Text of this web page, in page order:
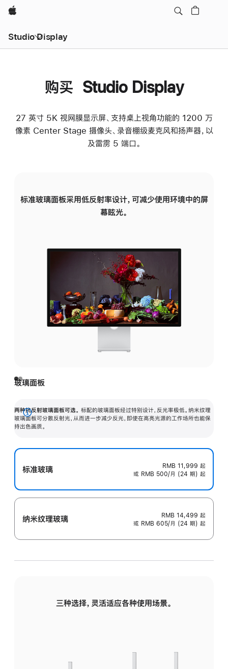
Apple
Studio Display
购买 Studio Display
27 英寸 5K 视网膜显示屏、支持桌上视角功能的 1200 万
像素 Center Stage 摄像头、录音棚级麦克风和扬声器，以
及雷雳 5 端口。
标准玻璃面板采用低反射率设计，可减少使用环境中的屏
幕眩光。
玻璃面板
两种抗反射玻璃面板可选。 标配的玻璃面板经过特别设计，反光率极低。纳米纹理
玻璃面板可分散反射光，从而进一步减少反光，即使在高亮光源的工作场所也能保
持出色画质。
展
开
标准玻璃 RMB 11,999 起
或 RMB 500/月 (24 期) 起
纳米纹理玻璃 RMB 14,499 起
或 RMB 605/月 (24 期) 起
三种选择，灵活适应各种使用场景。